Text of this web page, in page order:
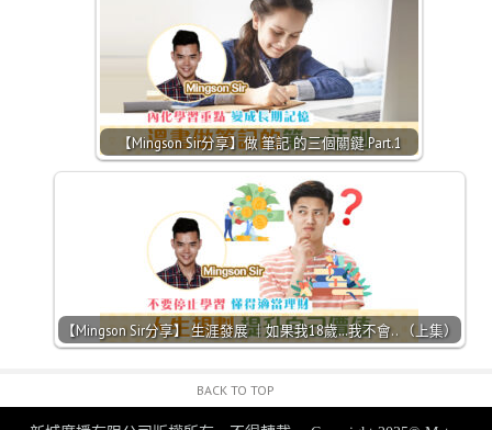
【Mingson Sir分享】做 筆記 的三個關鍵 Part.1
【Mingson Sir分享】 生涯發展 ｜如果我18歲…我不會.. （上集）
BACK TO TOP